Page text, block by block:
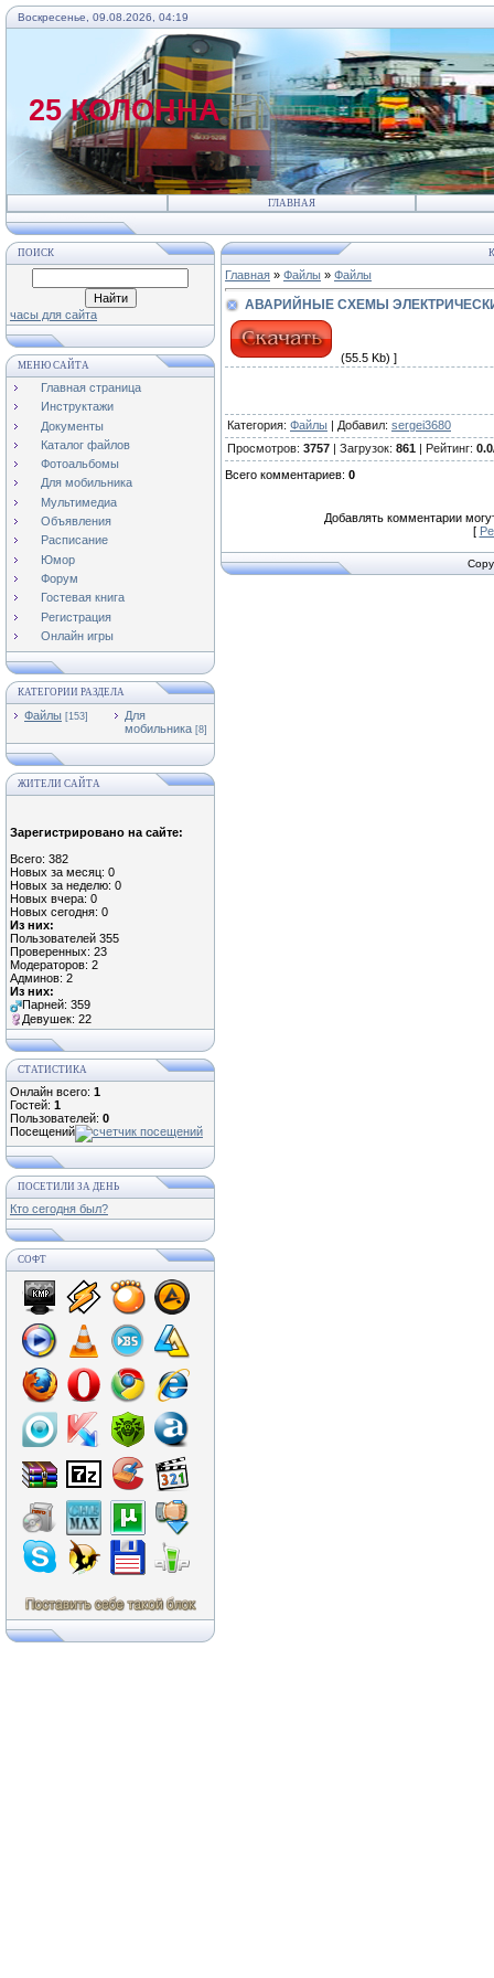
Воскресенье, 09.08.2026, 04:19
25 КОЛОННА
ГЛАВНАЯ
ПОИСК
часы для сайта
МЕНЮ САЙТА
Главная страница
Инструктажи
Документы
Каталог файлов
Фотоальбомы
Для мобильника
Мультимедиа
Объявления
Расписание
Юмор
Форум
Гостевая книга
Регистрация
Онлайн игры
КАТЕГОРИИ РАЗДЕЛА
Файлы [153]
Для
мобильника [8]
ЖИТЕЛИ САЙТА
Зарегистрировано на сайте:
Всего: 382
Новых за месяц: 0
Новых за неделю: 0
Новых вчера: 0
Новых сегодня: 0
Из них:
Пользователей 355
Проверенных: 23
Модераторов: 2
Админов: 2
Из них:
Парней: 359
Девушек: 22
СТАТИСТИКА
Онлайн всего: 1
Гостей: 1
Пользователей: 0
Посещений
ПОСЕТИЛИ ЗА ДЕНЬ
Кто сегодня был?
СОФТ
Главная » Файлы » Файлы
АВАРИЙНЫЕ СХЕМЫ
(55.5 Kb) ]
Категория: Файлы | Добавил: sergei3680
Просмотров: 3757 | Загрузок: 861 | Рейтинг: 0.0
Всего комментариев: 0
Добавлять комментарии
[